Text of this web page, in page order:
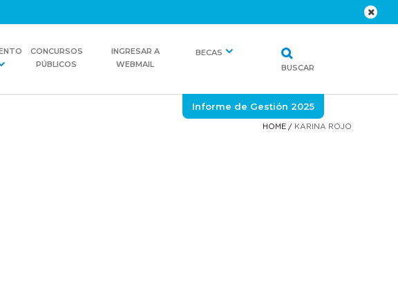
CONCURSOS
PÚBLICOS
INGRESAR A
WEBMAIL
BECAS
BUSCAR
Informe de Gestión 2025
HOME/ KARINA ROJO